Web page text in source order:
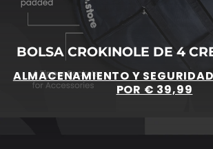
BOLSA CROKINOLE DE 4
ALMACENAMIENTO Y
POR € 39,99